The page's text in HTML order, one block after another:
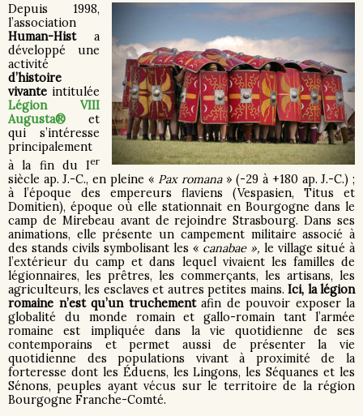
Depuis 1998,
l’association
Human-Hist a
développé une
activité
d’histoire
vivante intitulée
Légion VIII
Augusta® et
qui s’intéresse
principalement
à la fin du Ier
siècle ap. J.-C., en pleine « Pax romana» (-29 à +180 ap. J.-C.) ;
à l’époque des empereurs flaviens (Vespasien, Titus et
Domitien), époque où elle stationnait en Bourgogne dans le
camp de Mirebeau avant de rejoindre Strasbourg. Dans ses
animations, elle présente un campement militaire associé à
des stands civils symbolisant les « canabae »,le village situé à
l’extérieur du camp et dans lequel vivaient les familles de
légionnaires, les prêtres, les commerçants, les artisans, les
agriculteurs, les esclaves et autres petites mains.Ici, la légion
romaine n’est qu’un truchementafin de pouvoir exposer la
globalité du monde romain et gallo-romain tant l’armée
romaine est impliquée dans la vie quotidienne de ses
contemporains et permet aussi de présenter la vie
quotidienne des populations vivant à proximité de la
forteresse dont les Éduens, les Lingons, les Séquanes et les
Sénons, peuples ayant vécus sur le territoire de la région
Bourgogne Franche-Comté.